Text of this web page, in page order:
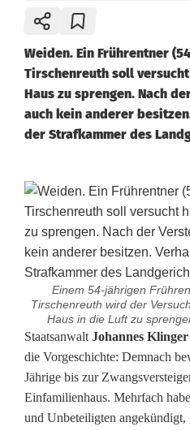
Weiden. Ein Frührentner
Tirschenreuth soll
Haus zu sprengen. Nach
auch kein anderer
der Strafkammer des
Einem 54-jährigen
Tirschenreuth wird der
Haus in die Luft zu
N
a
c
Staatsanwalt Johannes Klinger
die Vorgeschichte: Demnach
Jährige bis zur
Einfamilienhaus. Mehrfach
und Unbeteiligten angekündigt,